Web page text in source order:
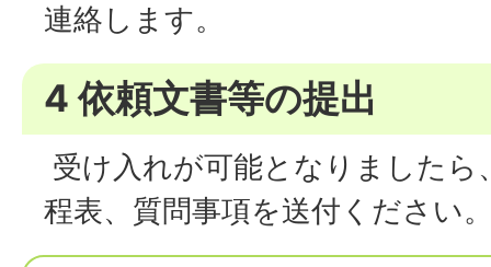
連絡します。
4 依頼文書等の提出
受け入れが可能となりましたら
程表、質問事項を送付ください